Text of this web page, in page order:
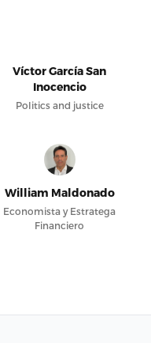
Víctor García San
Inocencio
Politics and justice
William Maldonado
Economista y Estratega
Financiero